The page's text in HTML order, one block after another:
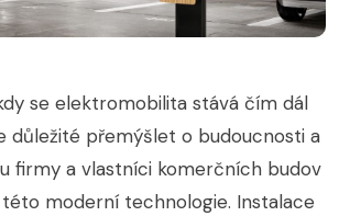
se elektromobilita stává čím dál
důležité přemýšlet o budoucnosti a
firmy a vlastníci komerčních budov
moderní technologie. Instalace